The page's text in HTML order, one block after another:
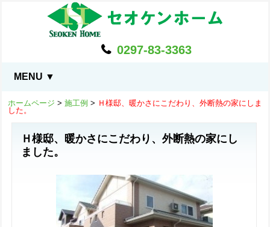
0297-83-3363
MENU ▼
ホームページ > 施工例 > Ｈ様邸、暖かさにこだわり、外断熱の家にしま
した。
Ｈ様邸、暖かさにこだわり、外断熱の家にし
ました。